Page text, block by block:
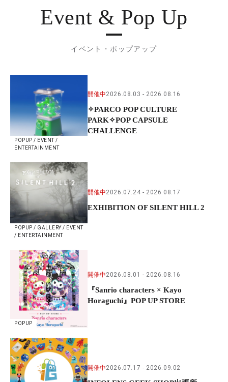
Event & Pop Up
イベント・ポップアップ
POPUP / EVENT /
ENTERTAINMENT
開催中2026.08.03 2026.08.16
✧PARCO POP CULTURE
PARK✧POP CAPSULE
CHALLENGE
POPUP / GALLERY / EVENT
/ ENTERTAINMENT
開催中2026.07.24 2026.08.17
EXHIBITION OF SILENT HILL 2
POPUP
開催中2026.08.01 2026.08.16
『Sanrio characters × Kayo
Horaguchi』POP UP STORE
開催中2026.07.17 2026.09.02